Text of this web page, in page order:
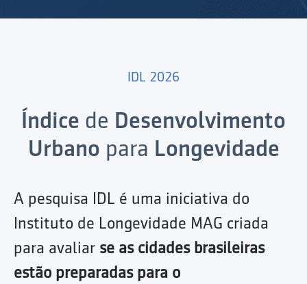
IDL 2026
Índice de Desenvolvimento
Urbano para Longevidade
A pesquisa IDL é uma iniciativa do
Instituto de Longevidade MAG criada
para avaliar se as cidades brasileiras
estão preparadas para o